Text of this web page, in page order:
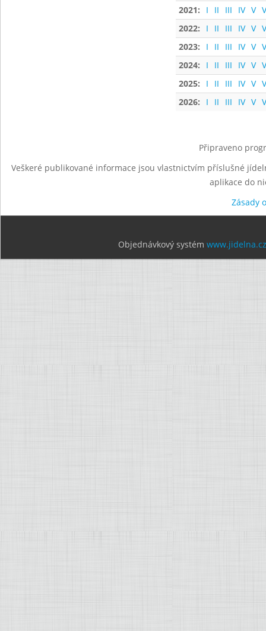
2021:
I II III IV V
2022:
I II III IV V
2023:
I II III IV V
2024:
I II III IV V
2025:
I II III IV V
2026:
I II III IV V
Připraveno
Veškeré publikované informace jsou vlastnictvím příslušné
aplikace do
Zásady
Objednávkový systém www.jidelna.cz